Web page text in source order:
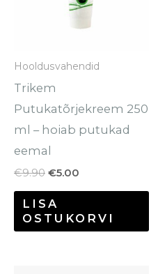
Hooldusvahendid
Trikem
Putukatõrjekreem 250
ml – hoiab putukad
eemal
€9.90 €5.00
LISA
OSTUKORVI